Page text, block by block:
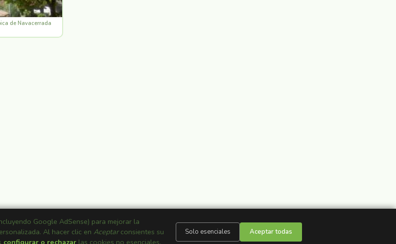
de Navacerrada
Google AdSense) para mejorar la
Al hacer clic en Aceptarconsientes su
configurar o rechazar las cookies no esenciales.
Solo esenciales Aceptar todas